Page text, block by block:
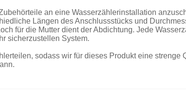
an eine Wasserzählerinstallation
Längen des Anschlussstücks und
für die Mutter dient der Abdichtung. Jede
sicherzustellen System.
sodass wir für dieses Produkt eine strenge